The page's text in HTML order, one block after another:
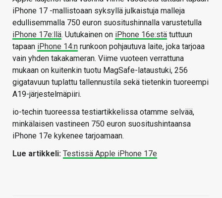
iPhone 17 -mallistoaan syksyllä julkaistuja malleja
edullisemmalla 750 euron suositushinnalla varustetulla
iPhone 17e:llä. Uutukainen on iPhone 16e:stä tuttuun
tapaan iPhone 14:n runkoon pohjautuva laite, joka tarjoaa
vain yhden takakameran. Viime vuoteen verrattuna
mukaan on kuitenkin tuotu MagSafe-lataustuki, 256
gigatavuun tuplattu tallennustila sekä tietenkin tuoreempi
A19-järjestelmäpiiri.
io-techin tuoreessa testiartikkelissa otamme selvää,
minkälaisen vastineen 750 euron suositushintaansa
iPhone 17e kykenee tarjoamaan.
Lue artikkeli: Testissä Apple iPhone 17e